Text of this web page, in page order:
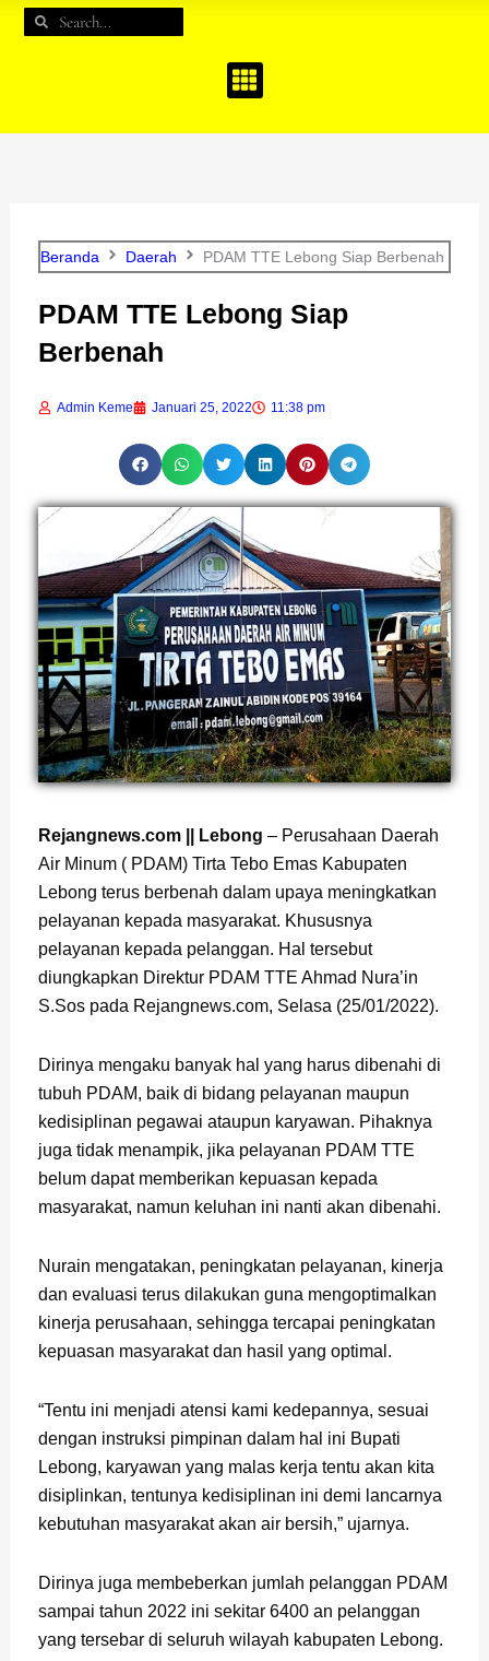
e
t
Search
Search
Beranda Daerah PDAM TTE Lebong Siap Berbenah
PDAM TTE Lebong Siap
Berbenah
Admin Keme Januari 25, 2022 11:38 pm
Rejangnews.com || Lebong – Perusahaan Daerah
Air Minum ( PDAM) Tirta Tebo Emas Kabupaten
Lebong terus berbenah dalam upaya meningkatkan
pelayanan kepada masyarakat. Khususnya
pelayanan kepada pelanggan. Hal tersebut
diungkapkan Direktur PDAM TTE Ahmad Nura’in
S.Sos pada Rejangnews.com, Selasa (25/01/2022).
Dirinya mengaku banyak hal yang harus dibenahi di
tubuh PDAM, baik di bidang pelayanan maupun
kedisiplinan pegawai ataupun karyawan. Pihaknya
juga tidak menampik, jika pelayanan PDAM TTE
belum dapat memberikan kepuasan kepada
masyarakat, namun keluhan ini nanti akan dibenahi.
Nurain mengatakan, peningkatan pelayanan, kinerja
dan evaluasi terus dilakukan guna mengoptimalkan
kinerja perusahaan, sehingga tercapai peningkatan
kepuasan masyarakat dan hasil yang optimal.
“Tentu ini menjadi atensi kami kedepannya, sesuai
dengan instruksi pimpinan dalam hal ini Bupati
Lebong, karyawan yang malas kerja tentu akan kita
disiplinkan, tentunya kedisiplinan ini demi lancarnya
kebutuhan masyarakat akan air bersih,” ujarnya.
Dirinya juga membeberkan jumlah pelanggan PDAM
sampai tahun 2022 ini sekitar 6400 an pelanggan
yang tersebar di seluruh wilayah kabupaten Lebong.